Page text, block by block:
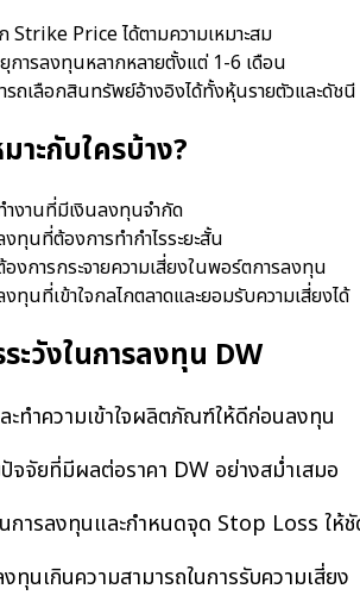
Strike Price ได้ตามความเหมาะสม
การลงทุนหลากหลายตั้งแต่ 1-6 เดือน
รถเลือกสินทรัพย์อ้างอิงได้ทั้งหุ้นรายตัวและดัชนี
าะกับใครบ้าง?
งานที่มีเงินลงทุนจำกัด
ทุนที่ต้องการทำกำไรระยะสั้น
งการกระจายความเสี่ยงในพอร์ตการลงทุน
ทุนที่เข้าใจกลไกตลาดและยอมรับความเสี่ยงได้
ะวังในการลงทุน DW
ะทำความเข้าใจผลิตภัณฑ์ให้ดีก่อนลงทุน
จจัยที่มีผลต่อราคา DW อย่างสม่ำเสมอ
การลงทุนและกำหนดจุด Stop Loss ให้ชั
ทุนเกินความสามารถในการรับความเสี่ยง